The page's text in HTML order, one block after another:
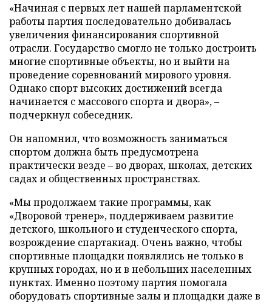
«Начиная с первых лет нашей парламентской
работы партия последовательно добивалась
увеличения финансирования спортивной
отрасли. Государство смогло не только достроить
многие спортивные объекты, но и выйти на
проведение соревнований мирового уровня.
Однако спорт высоких достижений всегда
начинается с массового спорта и двора», –
подчеркнул собеседник.
Он напомнил, что возможность заниматься
спортом должна быть предусмотрена
практически везде – во дворах, школах, детских
садах и общественных пространствах.
«Мы продолжаем такие программы, как
«Дворовой тренер», поддерживаем развитие
детского, школьного и студенческого спорта,
возрождение спартакиад. Очень важно, чтобы
спортивные площадки появлялись не только в
крупных городах, но и в небольших населенных
пунктах. Именно поэтому партия помогала
оборудовать спортивные залы и площадки даже в